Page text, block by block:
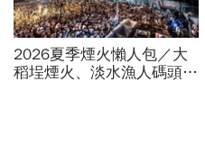
2026夏季煙火懶人包／大
稻埕煙火、淡水漁人碼頭、